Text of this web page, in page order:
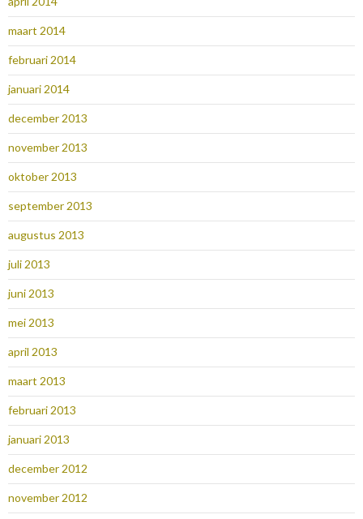
maart 2014
februari 2014
januari 2014
december 2013
november 2013
oktober 2013
september 2013
augustus 2013
juli 2013
juni 2013
mei 2013
april 2013
maart 2013
februari 2013
januari 2013
december 2012
november 2012